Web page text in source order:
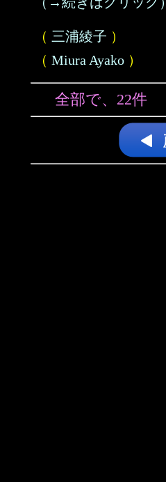
（ 三浦綾子 ）
（ Miura Ayako ）
全部で、22件